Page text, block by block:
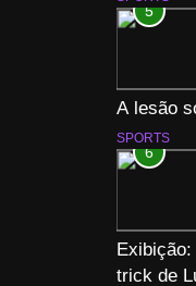
5
A lesão
SPORTS
6
trick de